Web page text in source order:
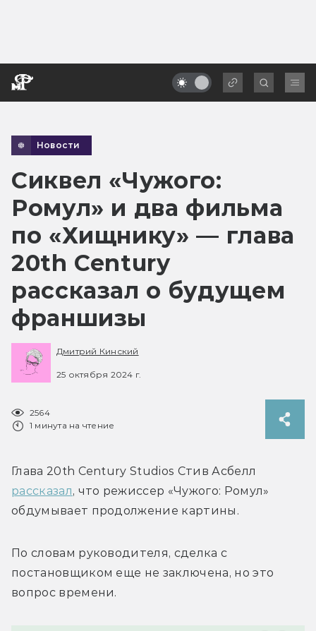
Новости
Сиквел «Чужого:
Ромул» и два фильма
по «Хищнику» — глава
20th Century
рассказал о будущем
франшизы
Дмитрий Кинский
25 октября 2024 г.
2564
1 минута на чтение
Глава
рассказал, что режиссер «Чужого: Ромул»
обдумывает продолжение картины.
По словам руководителя, сделка с
постановщиком еще не заключена, но это
вопрос времени.